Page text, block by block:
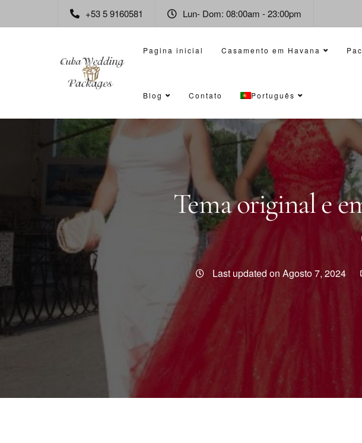
+53 5 9160581 Lun- Dom: 08:00am - 23:00pm
Pagina inicial Casamento em Havana
Blog Contato Português
Tema original e
Last updated on Agosto 7, 2024